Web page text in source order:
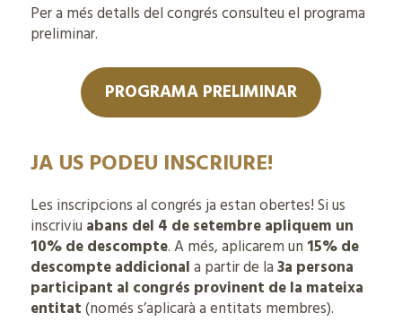
Per a més detalls del congrés consulteu el programa
preliminar.
PROGRAMA PRELIMINAR
JA US PODEU INSCRIURE!
Les inscripcions al congrés ja estan obertes! Si us
inscriviu abans del 4 de setembre apliquem un
10% de descompte. A més, aplicarem un 15% de
descompte addicionala partir de la3a persona
participant al congrés provinent de la mateixa
entitat(només s’aplicarà a entitats membres).